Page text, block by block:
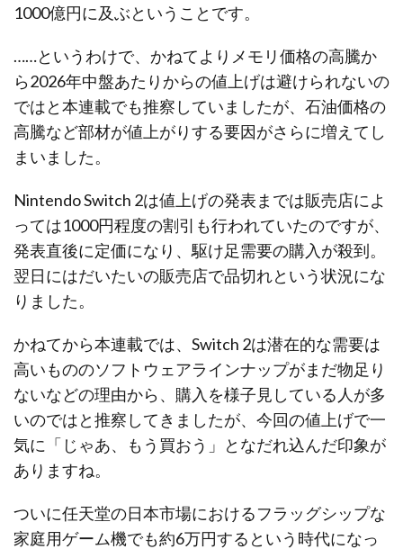
1000億円に及ぶということです。
……というわけで、かねてよりメモリ価格の高騰か
ら2026年中盤あたりからの値上げは避けられないの
ではと本連載でも推察していましたが、石油価格の
高騰など部材が値上がりする要因がさらに増えてし
まいました。
Nintendo Switch 2は値上げの発表までは販売店によ
っては1000円程度の割引も行われていたのですが、
発表直後に定価になり、駆け足需要の購入が殺到。
翌日にはだいたいの販売店で品切れという状況にな
りました。
かねてから本連載では、Switch 2は潜在的な需要は
高いもののソフトウェアラインナップがまだ物足り
ないなどの理由から、購入を様子見している人が多
いのではと推察してきましたが、今回の値上げで一
気に「じゃあ、もう買おう」となだれ込んだ印象が
ありますね。
ついに任天堂の日本市場におけるフラッグシップな
家庭用ゲーム機でも約6万円するという時代になっ